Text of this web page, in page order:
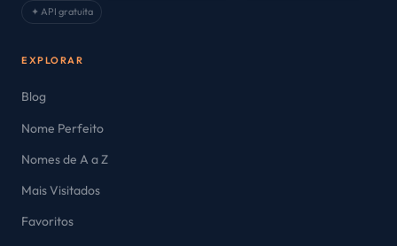
✦ API gratuita
EXPLORAR
Blog
Nome Perfeito
Nomes de A a Z
Mais Visitados
Favoritos